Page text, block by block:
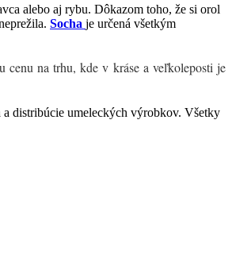
alebo aj rybu. Dôkazom toho, že si orol
Socha je určená všetkým
cenu na trhu, kde v kráse a veľkoleposti je
distribúcie umeleckých výrobkov. Všetky